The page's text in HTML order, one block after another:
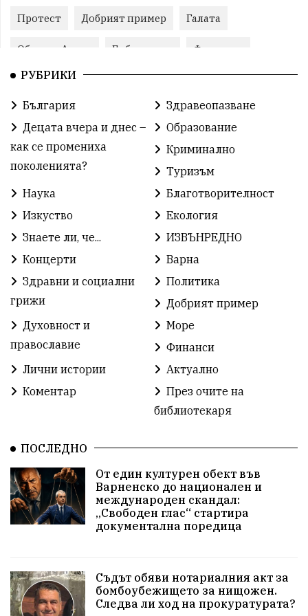
Протест Добрият пример Галата
Община Аврен Библиотека Фестивал
Финанси
Театър Спорт за деца История
Градски транспорт Нов протест
Безплатни прегледи Волейбол Карин дом
Книги Ветрогенератори Девня
Ден на народните будители Изложба
Детски градини Богоявление
Разрушеното бомбоубежище
Избори 2026 Дарения
Концерт
едрогабаритни отпадъци
Културни и спортни събития Аспарухово
Безводие пожари Тенис Вълчи дол
Училища Лична инициатива Величие
Приют за кучета Култура и образование
РУБРИКИ
България
Здравеопазване
Децата вчера и днес –
как се промениха
поколенията?
Образование
Криминално
Туризъм
Наука
Благотворителност
Изкуство
Екология
Знаете ли, че...
ИЗВЪНРЕДНО
Концерти
Варна
Здравни и социални
грижи
Политика
Добрият пример
Духовност и
православие
Море
Финанси
Лични истории
Актуално
Коментар
През очите на
библиотекаря
ПОСЛЕДНО
От един културен обект във
Варненско до национален и
международен скандал:
„Свободен глас“ стартира
документална поредица
Съдът обяви нотариалния акт за
бомбоубежището за нищожен.
Следва ли ход на прокуратурата?